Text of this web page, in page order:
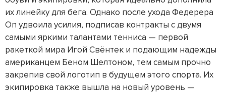
их линейку для бега. Однако после ухода Федерера
On удвоила усилия, подписав контракты с двумя
самыми яркими талантами тенниса — первой
ракеткой мира Игой Свёнтек и подающим надежды
американцем Беном Шелтоном, тем самым прочно
закрепив свой логотип в будущем этого спорта. Их
экипировка также вышла на новый уровень —